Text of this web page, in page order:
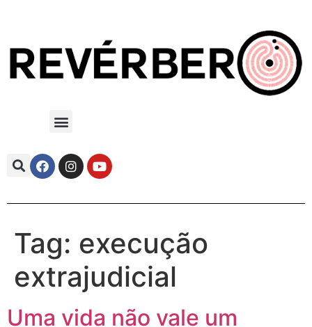
Tag: execução
extrajudicial
Uma vida não vale um